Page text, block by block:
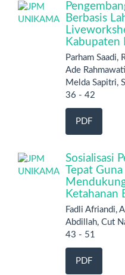
Berbasis
Kabupaten
Parham Saadi,
Ade
Melda Sapitri,
36 - 42
PDF
Sosialisasi
Tepat
Ketahanan
Fadli Afriandi,
Abdillah, Cut
43 - 51
PDF